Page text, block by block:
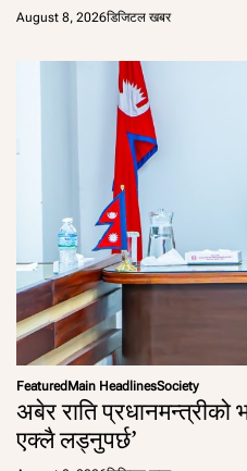
August 8, 2026डिजिटल खबर
Featured Main HeadlinesSociety
अबेर राति प्रधानमन्त्रीको
एक्लै लड्नुपर्छ’